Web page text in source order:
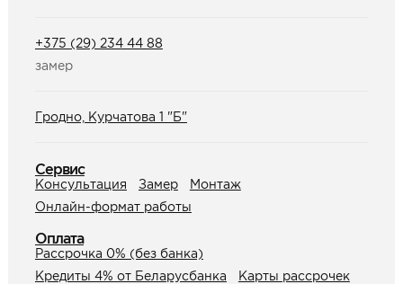
+375 (29) 234 44 88
замер
Гродно, Курчатова 1 "Б"
Сервис
Консультация Замер
Монтаж
Онлайн-формат работы
Оплата
Рассрочка 0% (без банка)
Кредиты 4% от Беларусбанка
Карты рассрочек